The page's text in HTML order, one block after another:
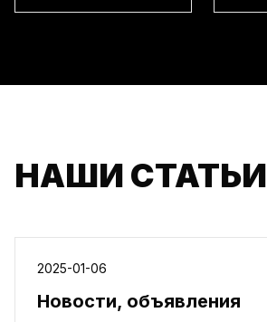
НАШИ СТАТЬИ
2025-01-06
Новости, объявления